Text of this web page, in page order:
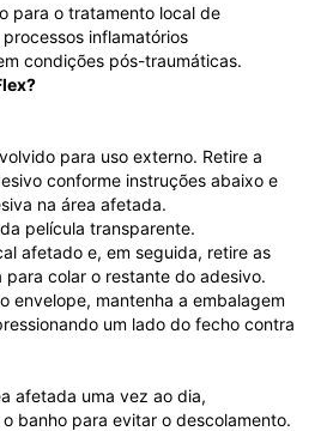
para o tratamento local de
inflamatórios
condições pós-traumáticas.
para uso externo. Retire a
conforme instruções abaixo e
na área afetada.
película transparente.
afetado e, em seguida, retire as
colar o restante do adesivo.
envelope, mantenha a embalagem
um lado do fecho contra
afetada uma vez ao dia,
banho para evitar o descolamento.